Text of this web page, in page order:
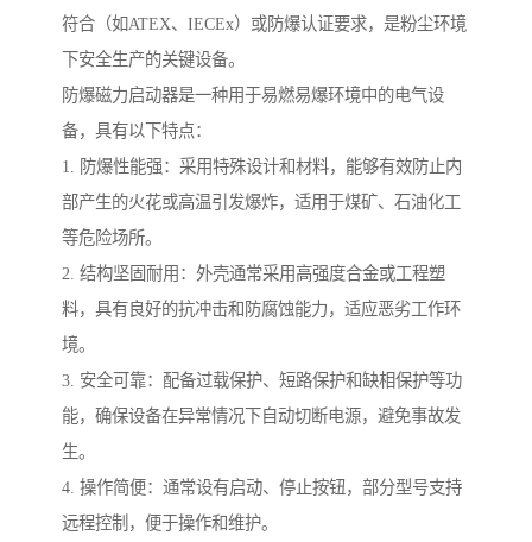
符合（如ATEX、IECEx）或防爆认证要求，是粉尘环境
下安全生产的关键设备。
防爆磁力启动器是一种用于易燃易爆环境中的电气设
备，具有以下特点：
1. 防爆性能强：采用特殊设计和材料，能够有效防止内
部产生的火花或高温引发爆炸，适用于煤矿、石油化工
等危险场所。
2. 结构坚固耐用：外壳通常采用高强度合金或工程塑
料，具有良好的抗冲击和防腐蚀能力，适应恶劣工作环
境。
3. 安全可靠：配备过载保护、短路保护和缺相保护等功
能，确保设备在异常情况下自动切断电源，避免事故发
生。
4. 操作简便：通常设有启动、停止按钮，部分型号支持
远程控制，便于操作和维护。